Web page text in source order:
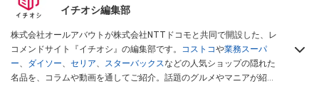
イチオシ編集部
株式会社オールアバウトが株式会社NTTドコモと共同で開設した、レ
コメンドサイト『イチオシ』の編集部です。 コストコや業務スーパ
ー、 ダイソー、 セリア、 スターバックスなどの人気ショップの隠れた
名品を、コラムや動画を通してご紹介。話題のグルメやマニアが紹介